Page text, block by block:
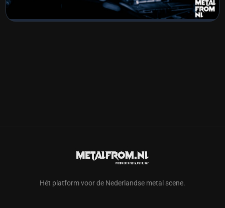
Hét platform voor de Nederlandse metal scene.